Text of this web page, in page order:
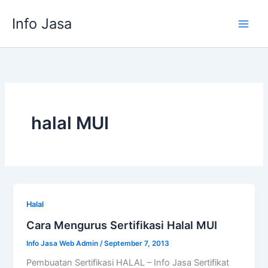
Info Jasa
halal MUI
Halal
Cara Mengurus Sertifikasi Halal MUI
Info Jasa Web Admin /September 7, 2013
Pembuatan Sertifikasi HALAL – Info Jasa Sertifikat